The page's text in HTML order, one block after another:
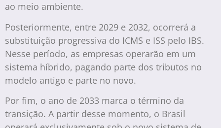
ao meio ambiente.
Posteriormente, entre 2029 e 2032, ocorrerá a
substituição progressiva do ICMS e ISS pelo IBS.
Nesse período, as empresas operarão em um
sistema híbrido, pagando parte dos tributos no
modelo antigo e parte no novo.
Por fim, o ano de 2033 marca o término da
transição. A partir desse momento, o Brasil